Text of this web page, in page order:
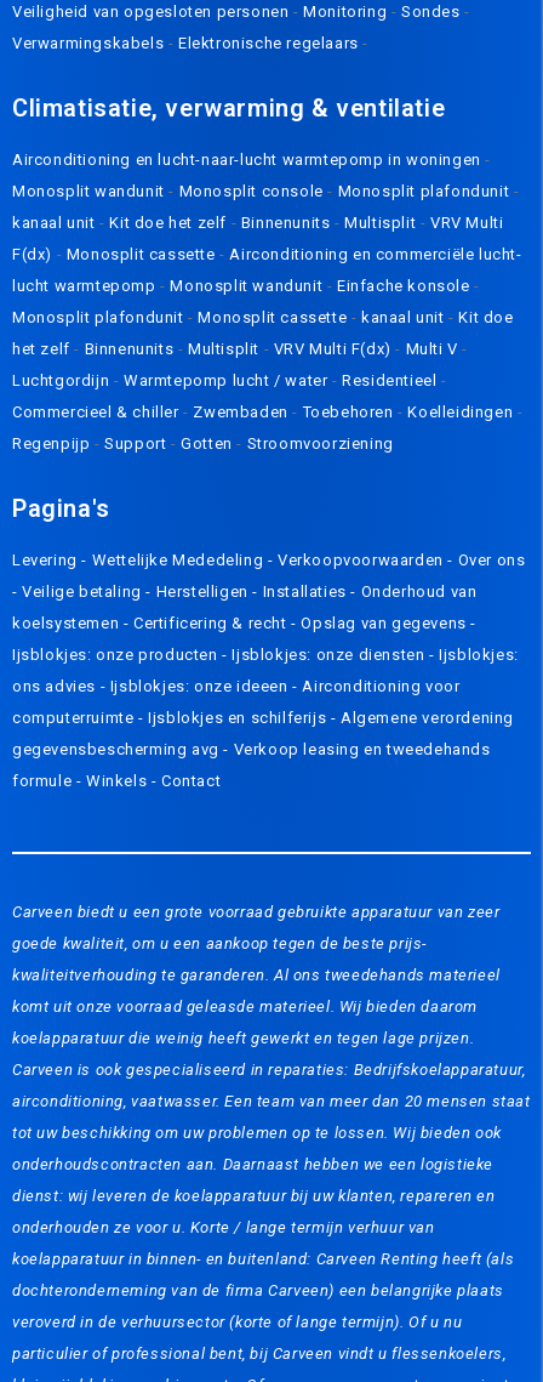
Veiligheid van opgesloten personen-Monitoring -Sondes-
Verwarmingskabels -Elektronische regelaars-
Climatisatie, verwarming & ventilatie
Airconditioning en lucht-naar-lucht warmtepomp in woningen-
Monosplit wandunit- Monosplit console- Monosplit plafondunit -
kanaal unit-Kit doe het zelf - Binnenunits-Multisplit -VRV Multi
F(dx) - Monosplit cassette- Airconditioning en commerciële lucht-
lucht warmtepomp-Monosplit wandunit -Einfache konsole-
Monosplit plafondunit-Monosplit cassette -kanaal unit-Kit doe
het zelf- Binnenunits -Multisplit - VRV Multi F(dx)- Multi V-
Luchtgordijn -Warmtepomp lucht / water-Residentieel-
Commercieel & chiller- Zwembaden-Toebehoren-Koelleidingen -
Regenpijp -Support-Gotten- Stroomvoorziening
Pagina's
Levering- Wettelijke Mededeling -Verkoopvoorwaarden- Over ons
-Veilige betaling- Herstelligen- Installaties- Onderhoud van
koelsystemen -Certificering & recht-Opslag van gegevens-
Ijsblokjes: onze producten-Ijsblokjes: onze diensten-Ijsblokjes:
ons advies - Ijsblokjes: onze ideeen- Airconditioning voor
computerruimte -Ijsblokjes en schilferijs - Algemene verordening
gegevensbescherming avg- Verkoop leasing en tweedehands
formule -Winkels -Contact
Carveen biedt u een grote voorraad gebruikte apparatuur van zeer
goede kwaliteit, om u een aankoop tegen de beste prijs-
kwaliteitverhouding te garanderen. Al ons tweedehands materieel
komt uit onze voorraad geleasde materieel. Wij bieden daarom
koelapparatuur die weinig heeft gewerkt en tegen lage prijzen.
Carveen is ook gespecialiseerd in reparaties: Bedrijfskoelapparatuur,
airconditioning, vaatwasser. Een team van meer dan 20 mensen staat
tot uw beschikking om uw problemen op te lossen. Wij bieden ook
onderhoudscontracten aan. Daarnaast hebben we een logistieke
dienst: wij leveren de koelapparatuur bij uw klanten, repareren en
onderhouden ze voor u. Korte / lange termijn verhuur van
koelapparatuur in binnen- en buitenland: Carveen Renting heeft (als
dochteronderneming van de firma Carveen) een belangrijke plaats
veroverd in de verhuursector (korte of lange termijn). Of u nu
particulier of professional bent, bij Carveen vindt u flessenkoelers,